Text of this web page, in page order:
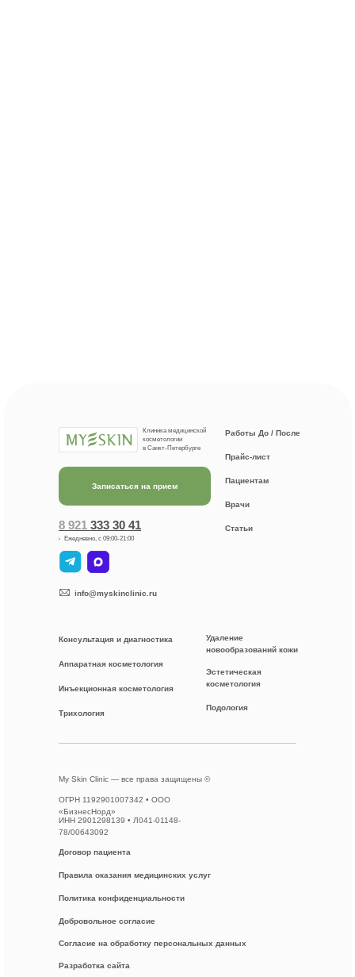
Клиника медицинской
косметологии
в Санкт-Петербурге
8 921 333 30 41
Ежедневно, с 09:00-21:00
info@myskinclinic.ru
Записаться на прием
Работы До / После
Прайс-лист
Пациентам
Врачи
Статьи
Консультация и диагностика
Аппаратная косметология
Инъекционная косметология
Удаление
новообразований кожи
Эстетическая
косметология
Подология
Договор пациента
Правила оказания медицинских услуг
Политика конфиденциальности
Добровольное согласие
Согласие на обработку персональных данных
Разработка сайта
My Skin Clinic — все права защищены ©
ОГРН 1192901007342 • ООО
«БизнесНорд»
ИНН 2901298139 • Л041-01148-
78/00643092
Трихология